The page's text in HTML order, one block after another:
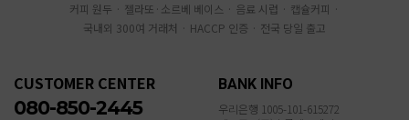
커피 원두 · 젤라또·소르베 베이스 · 음료 시럽 · 캡슐커피 ·
국내외 300여 거래처 · HACCP 인증 · 전국 당일 출고
CUSTOMER CENTER
080-850-2445
BANK INFO
우리은행 1005-101-615272